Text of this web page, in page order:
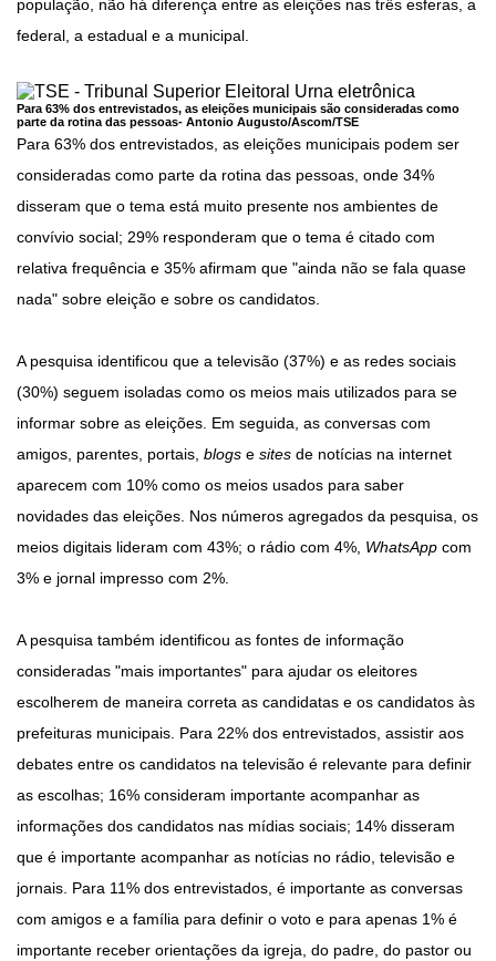
população, não há diferença entre as eleições nas três esferas, a
federal, a estadual e a municipal.
Para 63% dos entrevistados, as eleições municipais são consideradas como
parte da rotina das pessoas- Antonio Augusto/Ascom/TSE
Para 63% dos entrevistados, as eleições municipais podem ser
consideradas como parte da rotina das pessoas, onde 34%
disseram que o tema está muito presente nos ambientes de
convívio social; 29% responderam que o tema é citado com
relativa frequência e 35% afirmam que "ainda não se fala quase
nada" sobre eleição e sobre os candidatos.
A pesquisa identificou que a televisão (37%) e as redes sociais
(30%) seguem isoladas como os meios mais utilizados para se
informar sobre as eleições. Em seguida, as conversas com
amigos, parentes, portais, blogs e sites de notícias na internet
aparecem com 10% como os meios usados para saber
novidades das eleições. Nos números agregados da pesquisa, os
meios digitais lideram com 43%; o rádio com 4%, WhatsApp com
3% e jornal impresso com 2%.
A pesquisa também identificou as fontes de informação
consideradas "mais importantes" para ajudar os eleitores
escolherem de maneira correta as candidatas e os candidatos às
prefeituras municipais. Para 22% dos entrevistados, assistir aos
debates entre os candidatos na televisão é relevante para definir
as escolhas; 16% consideram importante acompanhar as
informações dos candidatos nas mídias sociais; 14% disseram
que é importante acompanhar as notícias no rádio, televisão e
jornais. Para 11% dos entrevistados, é importante as conversas
com amigos e a família para definir o voto e para apenas 1% é
importante receber orientações da igreja, do padre, do pastor ou